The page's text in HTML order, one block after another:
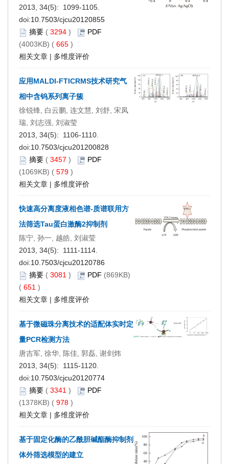
2013, 34(5): 1099-1105.
doi:10.7503/cjcu20120855
摘要 ( 3294 )
PDF
(4003KB) ( 665 )
相关文章 | 多维度评价
应用MALDI-FTICRMS技术研究气
相中含钨系列离子簇
徐锐锋, 白云鹏, 连文慧, 刘舒, 宋凤
瑞, 刘志强, 刘淑莹
2013, 34(5): 1106-1110.
doi:10.7503/cjcu201200828
摘要 ( 3457 )
PDF
(1069KB) ( 579 )
相关文章 | 多维度评价
快速高分离度液相色谱-质谱联用方
法筛选Tau蛋白激酶2抑制剂
陈宁, 孙一, 越皓, 刘淑莹
2013, 34(5): 1111-1114.
doi:10.7503/cjcu20120786
摘要 ( 3081 ) PDF (869KB)
( 651 )
相关文章 | 多维度评价
基于微磁珠分离技术的适配体实时定
量PCR检测方法
唐吉军, 徐华, 陈佳, 郭磊, 谢剑炜
2013, 34(5): 1115-1120.
doi:10.7503/cjcu20120774
摘要 ( 3341 )
PDF
(1378KB) ( 978 )
相关文章 | 多维度评价
基于固定化酶的乙酰胆碱酯酶抑制剂
体外筛选模型的建立